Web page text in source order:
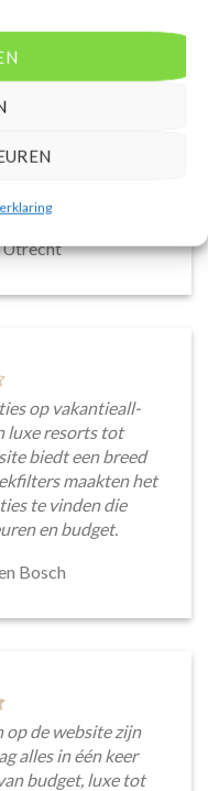
zoekfunctie voor
filters zoals
is de real-
om direct op
tips en
Utrecht
op vakantieall-
luxe resorts tot
biedt een breed
maakten het
te vinden die
en budget.
Bosch
op de website zijn
alles in één keer
budget, luxe tot